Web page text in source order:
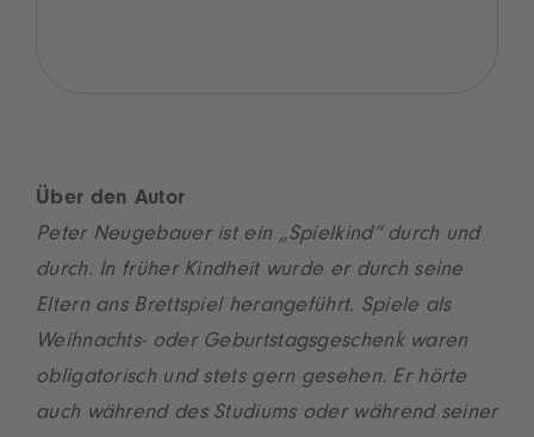
Über den Autor
Peter Neugebauer ist ein „Spielkind“ durch und
durch. In früher Kindheit wurde er durch seine
Eltern ans Brettspiel herangeführt. Spiele als
Weihnachts- oder Geburtstagsgeschenk waren
obligatorisch und stets gern gesehen. Er hörte
auch während des Studiums oder während seiner